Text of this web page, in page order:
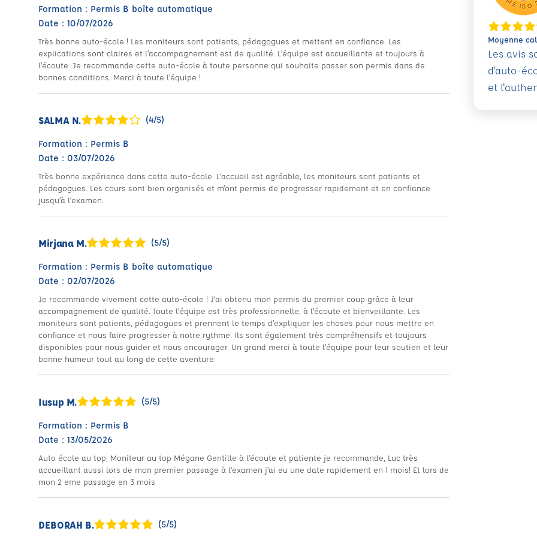
Formation : Permis B boîte automatique
Date : 10/07/2026
Très bonne auto-école ! Les moniteurs sont patients, pédagogues et mettent en confiance. Les
explications sont claires et l’accompagnement est de qualité. L’équipe est accueillante et toujours à
l’écoute. Je recommande cette auto-école à toute personne qui souhaite passer son permis dans de
bonnes conditions. Merci à toute l’équipe !
SALMA N. (4/5)
Formation : Permis B
Date : 03/07/2026
Très bonne expérience dans cette auto-école. L’accueil est agréable, les moniteurs sont patients et
pédagogues. Les cours sont bien organisés et m’ont permis de progresser rapidement et en confiance
jusqu’à l’examen.
Mirjana M. (5/5)
Formation : Permis B boîte automatique
Date : 02/07/2026
Je recommande vivement cette auto-école ! J’ai obtenu mon permis du premier coup grâce à leur
accompagnement de qualité. Toute l’équipe est très professionnelle, à l’écoute et bienveillante. Les
moniteurs sont patients, pédagogues et prennent le temps d’expliquer les choses pour nous mettre en
confiance et nous faire progresser à notre rythme. Ils sont également très compréhensifs et toujours
disponibles pour nous guider et nous encourager. Un grand merci à toute l’équipe pour leur soutien et leur
bonne humeur tout au long de cette aventure.
Iusup M. (5/5)
Formation : Permis B
Date : 13/05/2026
Auto école au top, Moniteur au top Mégane Gentille à l’écoute et patiente je recommande, Luc très
accueillant aussi lors de mon premier passage à l’examen j’ai eu une date rapidement en 1 mois! Et lors de
mon 2 eme passage en 3 mois
DEBORAH B. (5/5)
Moyenne
Les avis
d’auto-
et